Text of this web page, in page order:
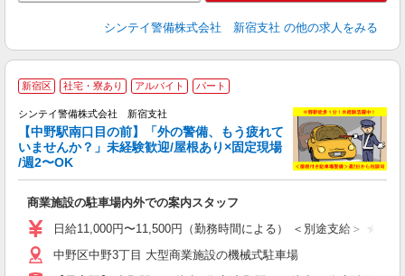
シンテイ警備株式会社 新宿支社 の他の求人をみる
新宿区 社宅・寮あり アルバイト パート
シンテイ警備株式会社 新宿支社
【中野駅南口目の前】「外の警備、もう疲れて
いませんか？」未経験歓迎/屋根あり×固定現場
/週2〜OK
商業施設の駐車場内外での案内スタッフ
日給11,000円〜11,500円（勤務時間による） ＜別途支給＞ ★
中野区中野3丁目 大型商業施設の機械式駐車場